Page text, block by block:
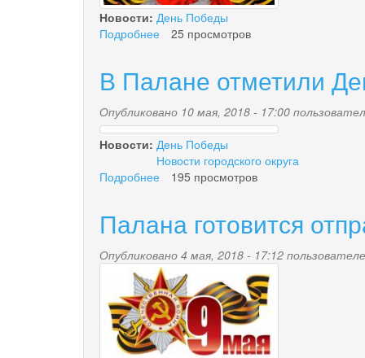
Новости: День Победы
Подробнее
25 просмотров
В Палане отметили
Опубликовано 10 мая, 2018 - 17:00
Новости: День Победы
Новости городского округа
Подробнее
отметили
Победы
195 просмотров
Палана готовится
Опубликовано 4 мая, 2018 - 17:12
maya.jpg